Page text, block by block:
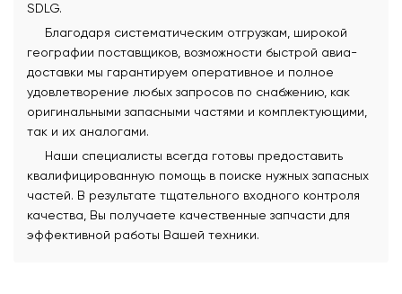
SDLG.
Благодаря систематическим отгрузкам, широкой
географии поставщиков, возможности быстрой авиа-
доставки мы гарантируем оперативное и полное
удовлетворение любых запросов по снабжению, как
оригинальными запасными частями и комплектующими,
так и их аналогами.
Наши специалисты всегда готовы предоставить
квалифицированную помощь в поиске нужных запасных
частей. В результате тщательного входного контроля
качества, Вы получаете качественные запчасти для
эффективной работы Вашей техники.